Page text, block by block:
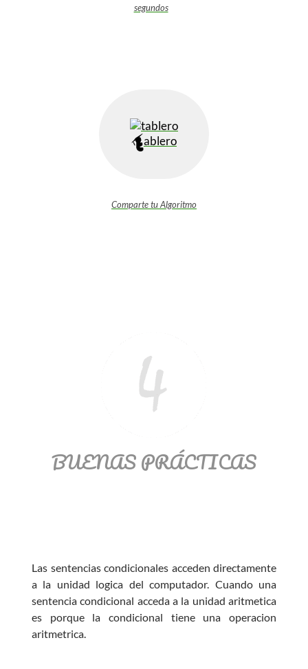
segundos
ablero
Comparte tu Algoritmo
BUENAS PRÁCTICAS
Las sentencias condicionales acceden directamente
a la unidad logica del computador. Cuando una
sentencia condicional acceda a la unidad aritmetica
es porque la condicional tiene una operacion
aritmetrica.